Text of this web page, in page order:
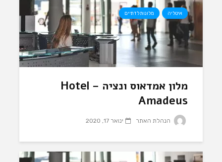
איטליה מלונות לדתיים
מלון אמדאוס ונציה – Hotel
Amadeus
הנהלת האתר ינואר 17, 2020